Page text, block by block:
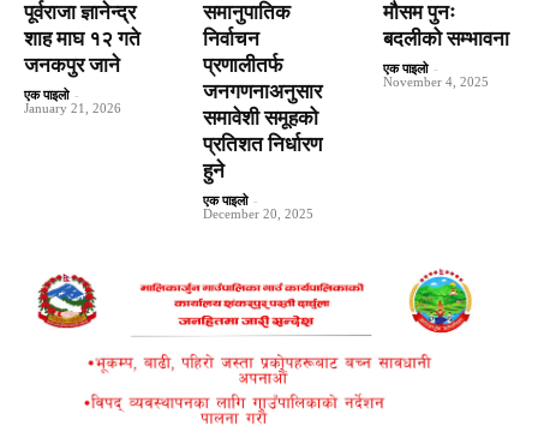
पूर्वराजा ज्ञानेन्द्र
शाह माघ १२ गते
जनकपुर जाने
एक पाइलो -
January 21, 2026
समानुपातिक
निर्वाचन
प्रणालीतर्फ
जनगणनाअनुसार
समावेशी समूहको
प्रतिशत निर्धारण
हुने
एक पाइलो -
December 20, 2025
मौसम पुनः
बदलीको सम्भावना
एक पाइलो -
November 4, 2025